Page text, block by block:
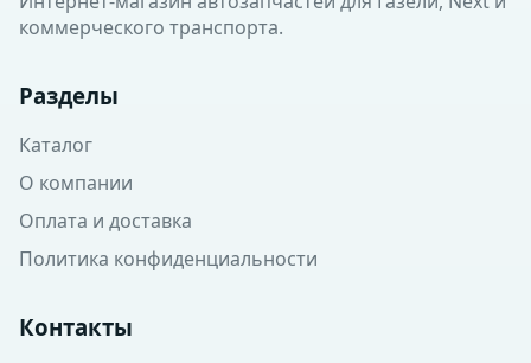
коммерческого транспорта.
Разделы
Каталог
О компании
Оплата и доставка
Политика конфиденциальности
Контакты